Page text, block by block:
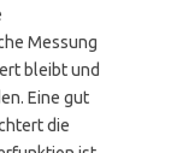
Messung
bleibt und
Eine gut
die